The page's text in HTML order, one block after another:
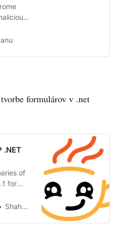
formulárov v .net
.NET
of
for
Shahed C